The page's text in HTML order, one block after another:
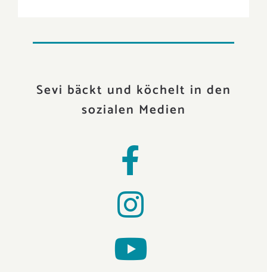
Sevi bäckt und köchelt in den
sozialen Medien